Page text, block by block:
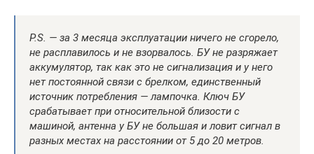
P.S. — за 3 месяца эксплуатации ничего не сгорело,
не расплавилось и не взорвалось. БУ не разряжает
аккумулятор, так как это не сигнализация и у него
нет постоянной связи с брелком, единственный
источник потребления — лампочка. Ключ БУ
срабатывает при относительной близости с
машиной, антенна у БУ не большая и ловит сигнал в
разных местах на расстоянии от 5 до 20 метров.